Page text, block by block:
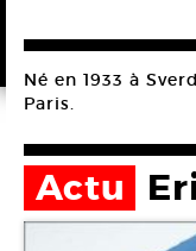
Né en 1933 à
Paris.
Actu